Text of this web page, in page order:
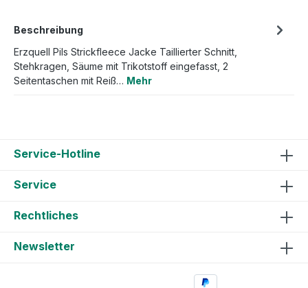
Beschreibung
Erzquell Pils Strickfleece Jacke Taillierter Schnitt,
Stehkragen, Säume mit Trikotstoff eingefasst, 2
Seitentaschen mit Reiß… Mehr
Service-Hotline
Service
Rechtliches
Newsletter